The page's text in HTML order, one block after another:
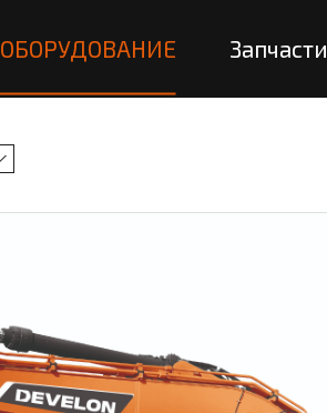
ОБОРУДОВАНИЕ Запчасти